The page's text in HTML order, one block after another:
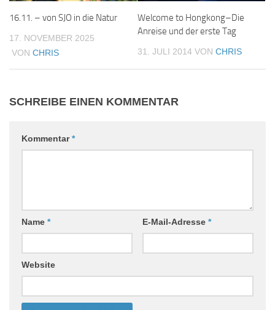
16.11. – von SJO in die Natur
17. NOVEMBER 2025
VON CHRIS
Welcome to Hongkong–Die
Anreise und der erste Tag
31. JULI 2014 VON CHRIS
SCHREIBE EINEN KOMMENTAR
Kommentar*
Name * E-Mail-Adresse *
Website